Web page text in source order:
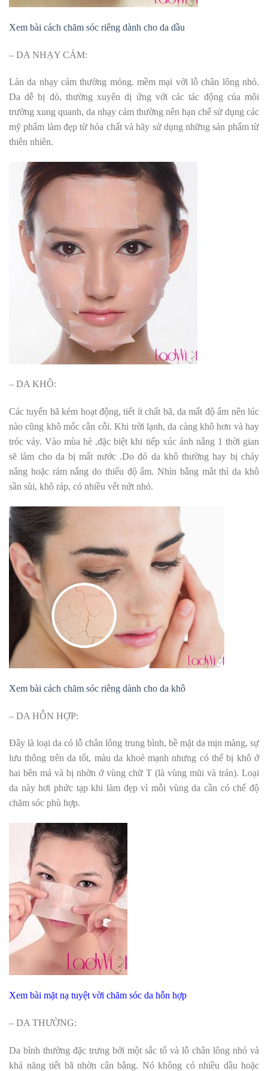
Xem bài cách chăm sóc riêng dành cho da dầu
– DA NHẠY CẢM:
Làn da nhạy cảm thường mỏng. mềm mại với lỗ chân lông nhỏ.
Da dễ bị đỏ, thường xuyên dị ứng với các tác động của môi
trường xung quanh, da nhạy cảm thường nên hạn chế sử dụng các
mỹ phẩm làm đẹp từ hóa chất và hãy sử dụng những sản phẩm từ
thiên nhiên.
– DA KHÔ:
Các tuyến bã kém hoạt động, tiết ít chất bã, da mất độ ẩm nên lúc
nào cũng khô mốc cằn cỗi. Khi trời lạnh, da càng khô hơn và hay
tróc vảy. Vào mùa hè ,đặc biệt khi tiếp xúc ánh nắng 1 thời gian
sẽ làm cho da bị mất nước .Do đó da khô thường hay bị cháy
nắng hoặc rám nắng do thiếu độ ẩm. Nhìn bằng mắt thì da khô
sần sùi, khô ráp, có nhiều vết nứt nhỏ.
Xem bài cách chăm sóc riêng dành cho da khô
– DA HỖN HỢP:
Đây là loại da có lỗ chân lông trung bình, bề mặt da mịn màng, sự
lưu thông trên da tốt, màu da khoẻ mạnh nhưng có thể bị khô ở
hai bên má và bị nhờn ở vùng chữ T (là vùng mũi và trán). Loại
da này hơi phức tạp khi làm đẹp vì mỗi vùng da cần có chế độ
chăm sóc phù hợp.
Xem bài mặt nạ tuyệt vời chăm sóc da hỗn hợp
– DA THƯỜNG:
Da bình thường đặc trưng bởi một sắc tố và lỗ chân lông nhỏ và
khả năng tiết bã nhờn cân bằng. Nó không có nhiều dầu hoặc